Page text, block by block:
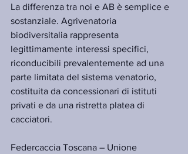
La differenza tra noi e AB è semplice e
sostanziale. Agrivenatoria
biodiversitalia rappresenta
legittimamente interessi specifici,
riconducibili prevalentemente ad una
parte limitata del sistema venatorio,
costituita da concessionari di istituti
privati e da una ristretta platea di
cacciatori.
Federcaccia Toscana – Unione